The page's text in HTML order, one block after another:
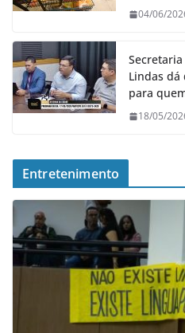
04/06/
Lindas dá
para
18/05/
Entretenimento